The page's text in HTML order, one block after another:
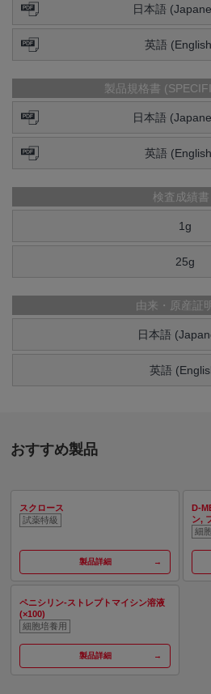
日本語
英語
製品規格書
日本語
英語
検査成績書
1g
25g
由来・原産証
日本語
英語
おすすめ製品
スクロース
試薬特級
製品詳細
D-
ン,
ト
細
ペニシリン-ストレプトマイシン溶液
(×100)
細胞培養用
製品詳細